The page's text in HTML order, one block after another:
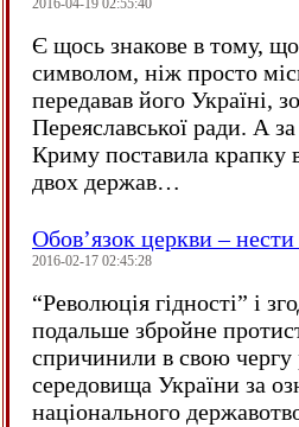
2016-04-19 02:55:40
Є щось знакове в тому, що
символом, ніж просто
передавав його Україні,
Переяславської ради. А
Криму поставила крапку
двох держав…
Обов’язок церкви –
2016-02-17 02:45:28
“Революція гідності” і
подальше збройне
спричинили в свою чергу
середовища України за
національного